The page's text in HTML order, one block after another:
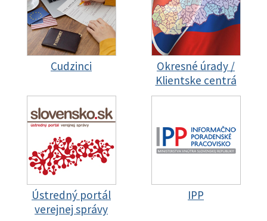
Cudzinci
Okresné úrady /
Klientske centrá
Ústredný portál
verejnej správy
IPP